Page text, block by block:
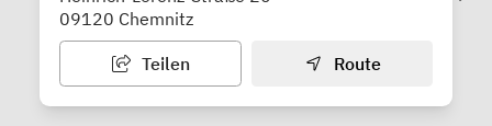
09120 Chemnitz
Teilen Route